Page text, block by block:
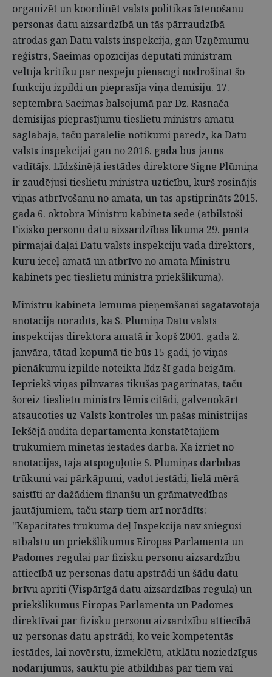
organizēt un koordinēt valsts politikas īstenošanu
personas datu aizsardzībā un tās pārraudzībā
atrodas gan Datu valsts inspekcija, gan Uzņēmumu
reģistrs, Saeimas opozīcijas deputāti ministram
veltīja kritiku par nespēju pienācīgi nodrošināt šo
funkciju izpildi un pieprasīja viņa demisiju. 17.
septembra Saeimas balsojumā par Dz. Rasnača
demisijas pieprasījumu tieslietu ministrs amatu
saglabāja, taču paralēlie notikumi paredz, ka Datu
valsts inspekcijai gan no 2016. gada būs jauns
vadītājs. Līdzšinējā iestādes direktore Signe Plūmiņa
ir zaudējusi tieslietu ministra uzticību, kurš rosinājis
viņas atbrīvošanu no amata, un tas apstiprināts 2015.
gada 6. oktobra Ministru kabineta sēdē (atbilstoši
Fizisko personu datu aizsardzības likuma 29. panta
pirmajai daļai Datu valsts inspekciju vada direktors,
kuru ieceļ amatā un atbrīvo no amata Ministru
kabinets pēc tieslietu ministra priekšlikuma).
Ministru kabineta lēmuma pieņemšanai sagatavotajā
anotācijā norādīts, ka S. Plūmiņa Datu valsts
inspekcijas direktora amatā ir kopš 2001. gada 2.
janvāra, tātad kopumā tie būs 15 gadi, jo viņas
pienākumu izpilde noteikta līdz šī gada beigām.
Iepriekš viņas pilnvaras tikušas pagarinātas, taču
šoreiz tieslietu ministrs lēmis citādi, galvenokārt
atsaucoties uz Valsts kontroles un pašas ministrijas
Iekšējā audita departamenta konstatētajiem
trūkumiem minētās iestādes darbā. Kā izriet no
anotācijas, tajā atspoguļotie S. Plūmiņas darbības
trūkumi vai pārkāpumi, vadot iestādi, lielā mērā
saistīti ar dažādiem finanšu un grāmatvedības
jautājumiem, taču starp tiem arī norādīts:
"Kapacitātes trūkuma dēļ Inspekcija nav sniegusi
atbalstu un priekšlikumus Eiropas Parlamenta un
Padomes regulai par fizisku personu aizsardzību
attiecībā uz personas datu apstrādi un šādu datu
brīvu apriti (Vispārīgā datu aizsardzības regula) un
priekšlikumus Eiropas Parlamenta un Padomes
direktīvai par fizisku personu aizsardzību attiecībā
uz personas datu apstrādi, ko veic kompetentās
iestādes, lai novērstu, izmeklētu, atklātu noziedzīgus
nodarījumus, sauktu pie atbildības par tiem vai